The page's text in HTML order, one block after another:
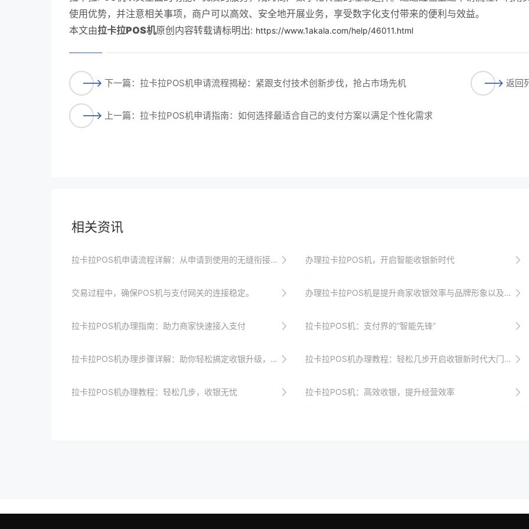
使用优势，并注意相关事项，商户可以高效、安全地开展业务，享受数字化支付带来的便利与效益。
本文由拉卡拉POS机原创内容转载请标明出: https://www.1akala.com/help/46011.html
下一篇：拉卡拉POS机申请流程揭秘：紧跟支付技术创新步伐，抢占市场先机
上一篇：拉卡拉POS机申请指南：如何选择最适合自己的支付方案以满足个性化需求
返回
相关资讯
拉卡拉POS机申请流程详解：从申请到使用的无缝衔接策略 办理拉卡拉POS机，开启智能收银新时代
交易过程中，确保POS机与支付网关的连接稳定。 办理拉卡拉POS机是提升商家收银效率与品牌形象以及增强顾客忠诚度的最佳选择之一
拉卡拉POS机办理指南：助力商家快速接入支付 拉卡拉POS机：支付界的“智能先锋”
拉卡拉POS机办理步骤详解：助你轻松搞定收银升级，提升店铺竞争力与顾客忠诚度 拉卡拉POS机办理教程：轻松几步开启收银新时代大门，助力商家实现收银升级、转型与增长
拉卡拉POS机办理教程：轻松几步，收银无忧 拉卡拉POS机：高效收银，提升经营效率